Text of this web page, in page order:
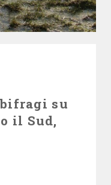
su
il Sud,